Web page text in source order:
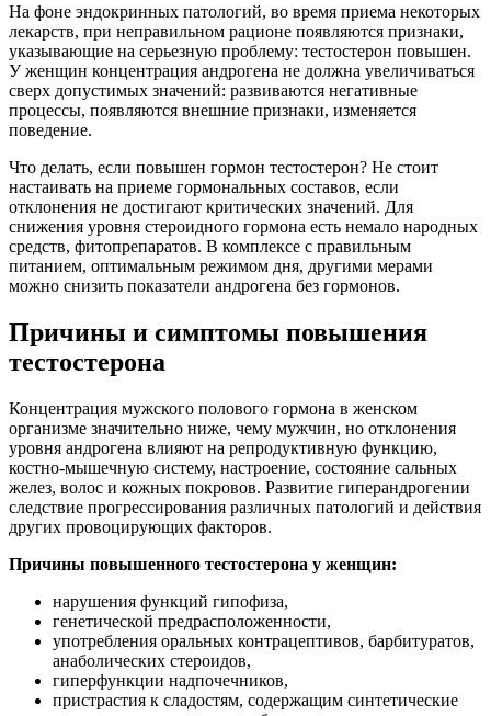
На фоне эндокринных патологий, во время приема некоторых
лекарств, при неправильном рационе появляются признаки,
указывающие на серьезную проблему: тестостерон повышен.
У женщин концентрация андрогена не должна увеличиваться
сверх допустимых значений: развиваются негативные
процессы, появляются внешние признаки, изменяется
поведение.
Что делать, если повышен гормон тестостерон? Не стоит
настаивать на приеме гормональных составов, если
отклонения не достигают критических значений. Для
снижения уровня стероидного гормона есть немало народных
средств, фитопрепаратов. В комплексе с правильным
питанием, оптимальным режимом дня, другими мерами
можно снизить показатели андрогена без гормонов.
Причины и симптомы повышения
тестостерона
Концентрация мужского полового гормона в женском
организме значительно ниже, чему мужчин, но отклонения
уровня андрогена влияют на репродуктивную функцию,
костно-мышечную систему, настроение, состояние сальных
желез, волос и кожных покровов. Развитие гиперандрогении
следствие прогрессирования различных патологий и действия
других провоцирующих факторов.
Причины повышенного тестостерона у женщин:
нарушения функций гипофиза,
генетической предрасположенности,
употребления оральных контрацептивов, барбитуратов,
анаболических стероидов,
гиперфункции надпочечников,
пристрастия к сладостям, содержащим синтетические